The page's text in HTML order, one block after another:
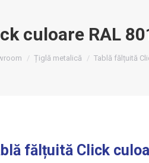
culoare RAL
Țiglă metalică Tablă fălțuită
fălțuită Click